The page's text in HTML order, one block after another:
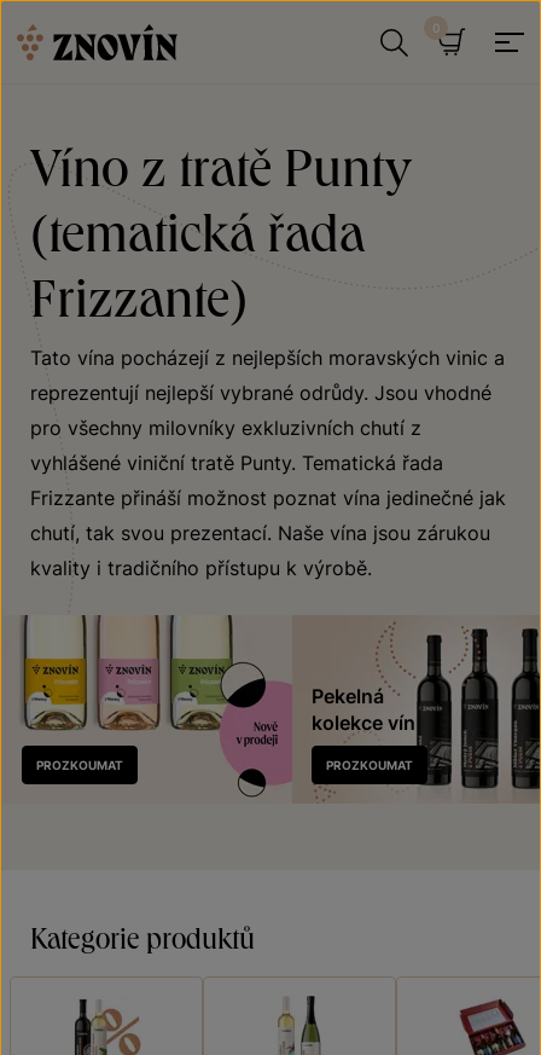
Víno z tratě Punty
(tematická řada
Frizzante)
Tato vína pocházejí z nejlepších moravských vinic a
reprezentují nejlepší vybrané odrůdy. Jsou vhodné
pro všechny milovníky exkluzivních chutí z
vyhlášené viniční tratě Punty. Tematická řada
Frizzante přináší možnost poznat vína jedinečné jak
chutí, tak svou prezentací. Naše vína jsou zárukou
kvality i tradičního přístupu k výrobě.
Nově
v prodeji
PROZKOUMAT
Pekelná
kolekce vín
PROZKOUMAT
Kategorie produktů